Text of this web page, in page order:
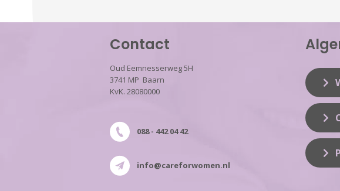
Contact
Oud Eemnesserweg 5H
3741 MP Baarn
KvK. 28080000
088 - 442 04 42
info@careforwomen.nl